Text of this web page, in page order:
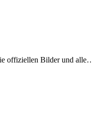
offiziellen Bilder und